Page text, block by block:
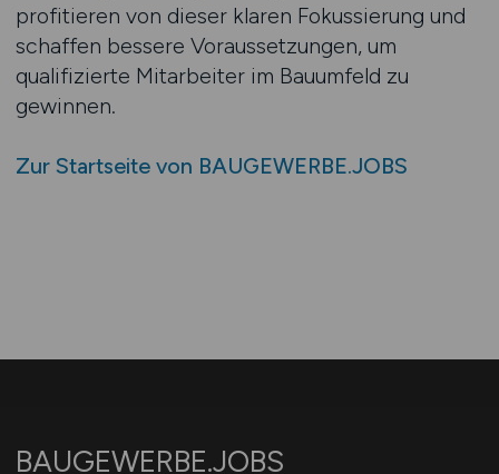
profitieren von dieser klaren Fokussierung und
schaffen bessere Voraussetzungen, um
qualifizierte Mitarbeiter im Bauumfeld zu
gewinnen.
Zur Startseite von BAUGEWERBE.JOBS
BAUGEWERBE.JOBS